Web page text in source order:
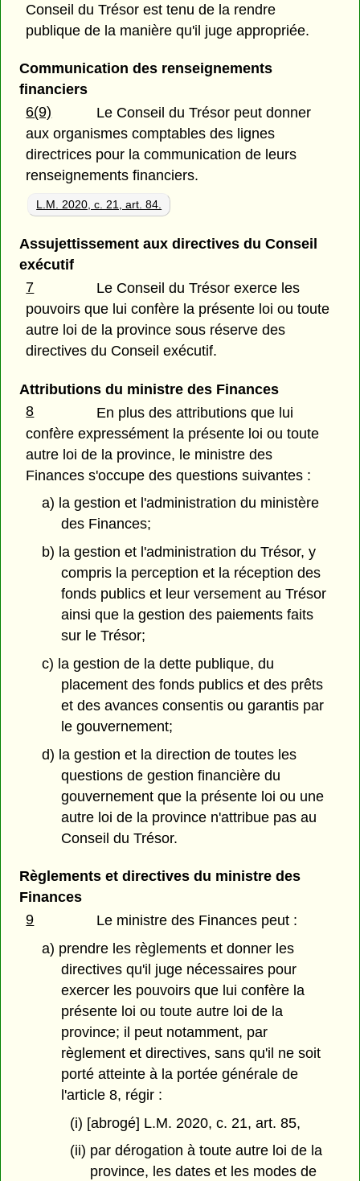
Conseil du Trésor est tenu de la rendre
publique de la manière qu'il juge appropriée.
Communication des renseignements
financiers
6(9)
Le Conseil du Trésor peut donner
aux organismes comptables des lignes
directrices pour la communication de leurs
renseignements financiers.
L.M. 2020, c. 21, art. 84.
Assujettissement aux directives du Conseil
exécutif
7
Le Conseil du Trésor exerce les
pouvoirs que lui confère la présente loi ou toute
autre loi de la province sous réserve des
directives du Conseil exécutif.
Attributions du ministre des Finances
8
En plus des attributions que lui
confère expressément la présente loi ou toute
autre loi de la province, le ministre des
Finances s'occupe des questions suivantes :
a) la gestion et l'administration du ministère
des Finances;
b) la gestion et l'administration du Trésor, y
compris la perception et la réception des
fonds publics et leur versement au Trésor
ainsi que la gestion des paiements faits
sur le Trésor;
c) la gestion de la dette publique, du
placement des fonds publics et des prêts
et des avances consentis ou garantis par
le gouvernement;
d) la gestion et la direction de toutes les
questions de gestion financière du
gouvernement que la présente loi ou une
autre loi de la province n'attribue pas au
Conseil du Trésor.
Règlements et directives du ministre des
Finances
9
Le ministre des Finances peut :
a) prendre les règlements et donner les
directives qu'il juge nécessaires pour
exercer les pouvoirs que lui confère la
présente loi ou toute autre loi de la
province; il peut notamment, par
règlement et directives, sans qu'il ne soit
porté atteinte à la portée générale de
l'article 8, régir :
(i) [abrogé] L.M. 2020, c. 21, art. 85,
(ii) par dérogation à toute autre loi de la
province, les dates et les modes de